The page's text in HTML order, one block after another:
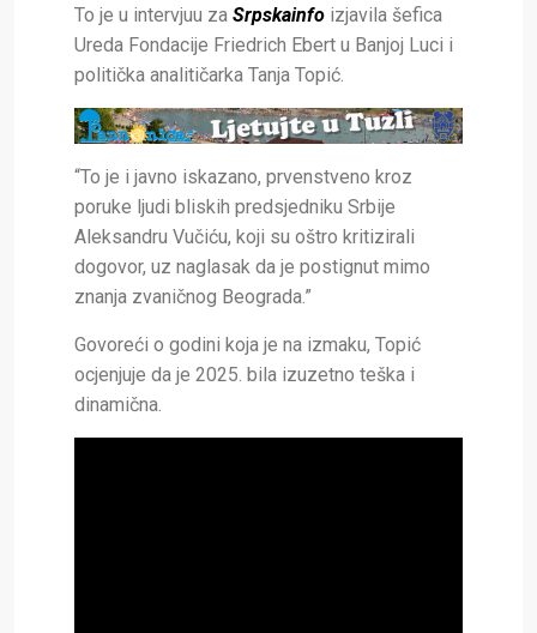
To je u intervjuu za Srpskainfo izjavila šefica
Ureda Fondacije Friedrich Ebert u Banjoj Luci i
politička analitičarka Tanja Topić.
“To je i javno iskazano, prvenstveno kroz
poruke ljudi bliskih predsjedniku Srbije
Aleksandru Vučiću, koji su oštro kritizirali
dogovor, uz naglasak da je postignut mimo
znanja zvaničnog Beograda.”
Govoreći o godini koja je na izmaku, Topić
ocjenjuje da je 2025. bila izuzetno teška i
dinamična.